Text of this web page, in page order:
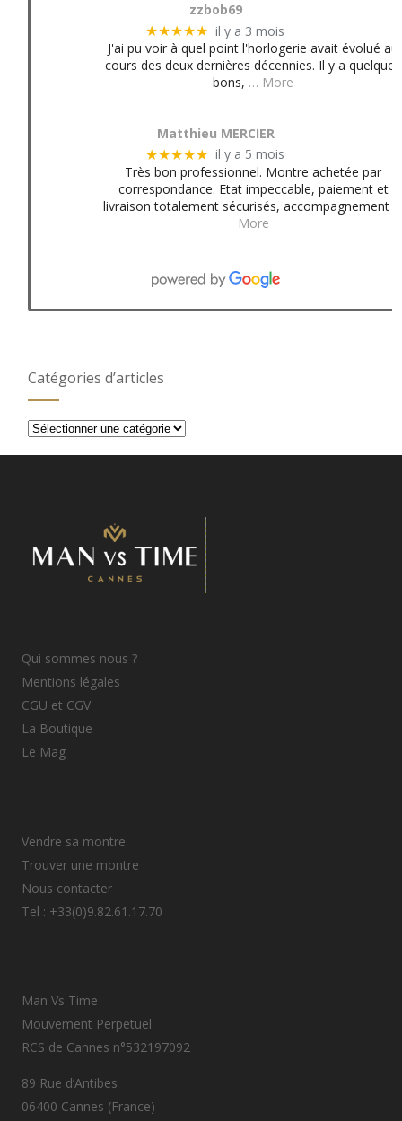
zzbob69
★★★★★ il y a 3 mois
J'ai pu voir à quel point l'horlogerie avait évolué au
cours des deux dernières décennies. Il y a quelques
bons, … More
Matthieu MERCIER
★★★★★ il y a 5 mois
Très bon professionnel. Montre achetée par
correspondance. Etat impeccable, paiement et
livraison totalement sécurisés, accompagnement
More
Catégories d’articles
Catégories
Qui sommes nous ?
Mentions légales
CGU et CGV
La Boutique
Le Mag
Vendre sa montre
Trouver une montre
Nous contacter
Tel : +33(0)9.82.61.17.70
Man Vs Time
Mouvement Perpetuel
RCS de Cannes n°532197092
89 Rue d’Antibes
06400 Cannes (France)